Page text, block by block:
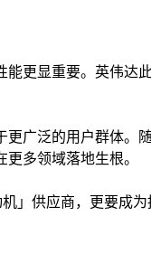
更显重要。英伟达
广泛的用户群体。
多领域落地生根。
」供应商，更要成